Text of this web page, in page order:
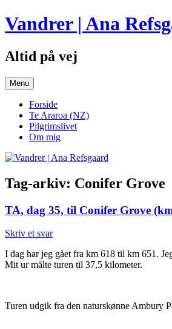
Hop
til
Vandrer | Ana
Altid på vej
Menu
Forside
Te Araroa (NZ)
Pilgrimslivet
Om mig
Tag-arkiv: Conifer Grove
TA, dag 35, til Conifer Grove
Skriv et svar
I dag har jeg gået fra km 618 til km 651.
Mit ur målte turen til 37,5 kilometer.
Turen udgik fra den naturskønne Ambury